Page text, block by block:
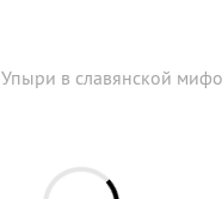
Упыри в славянской